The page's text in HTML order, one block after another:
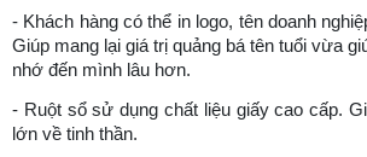
- Khách hàng có thể in logo, tên doanh
Giúp mang lại giá trị quảng bá tên tuổi vừa
nhớ đến mình lâu hơn.
- Ruột sổ sử dụng chất liệu giấy cao cấp.
lớn về tinh thần.